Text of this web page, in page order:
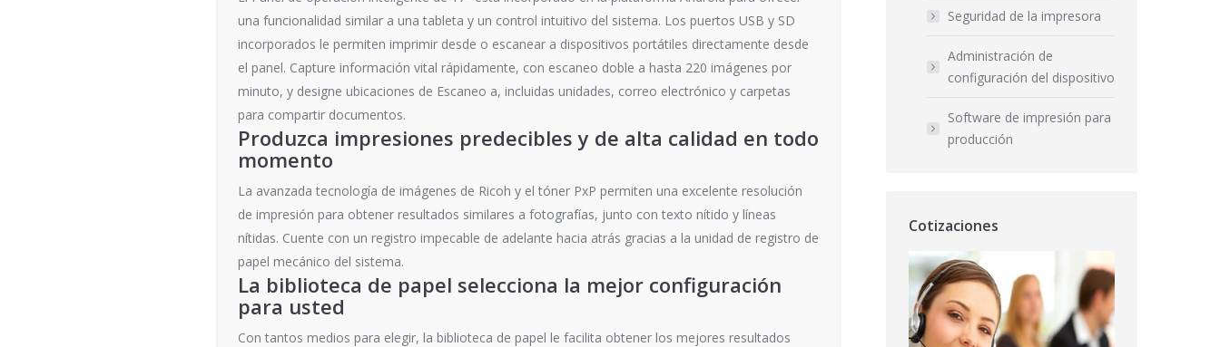
una funcionalidad similar a una tableta y un control intuitivo del sistema. Los puertos USB y SD
incorporados le permiten imprimir desde o escanear a dispositivos portátiles directamente desde
el panel. Capture información vital rápidamente, con escaneo doble a hasta 220 imágenes por
minuto, y designe ubicaciones de Escaneo a, incluidas unidades, correo electrónico y carpetas
para compartir documentos.
Produzca impresiones predecibles y de alta calidad en todo
momento
La avanzada tecnología de imágenes de Ricoh y el tóner PxP permiten una excelente resolución
de impresión para obtener resultados similares a fotografías, junto con texto nítido y líneas
nítidas. Cuente con un registro impecable de adelante hacia atrás gracias a la unidad de registro de
papel mecánico del sistema.
La biblioteca de papel selecciona la mejor configuración
para usted
Con tantos medios para elegir, la biblioteca de papel le facilita obtener los mejores resultados
Seguridad de la impresora
Administración de
configuración del dispositivo
Software de impresión para
producción
Cotizaciones